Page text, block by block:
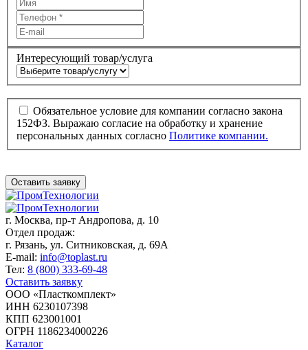
Интересующий товар/услуга
Обязательное условие для компании согласно закона
152ФЗ. Выражаю согласие на обработку и хранение
персональных данных согласно Политике компании.
Оставить заявку
г. Москва, пр-т Андропова, д. 10
Отдел продаж:
г. Рязань, ул. Ситниковская, д. 69А
E-mail: info@toplast.ru
Тел: 8 (800) 333-69-48
Оставить заявку
ООО «Пласткомплект»
ИНН 6230107398
КПП 623001001
ОГРН 1186234000226
Каталог